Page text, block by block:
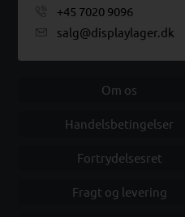
+45 7020 9096
salg@displaylager.dk
Om os
Handelsbetingelser
Fortrydelsesret
Fragt og levering